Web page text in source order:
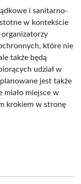
i sanitarno-
w kontekście
które nie
także będą
udział w
jest także
miało miejsce w
krokiem w stronę